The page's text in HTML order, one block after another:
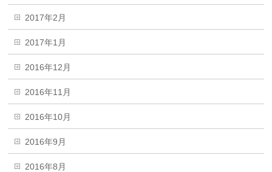
2017年2月
2017年1月
2016年12月
2016年11月
2016年10月
2016年9月
2016年8月